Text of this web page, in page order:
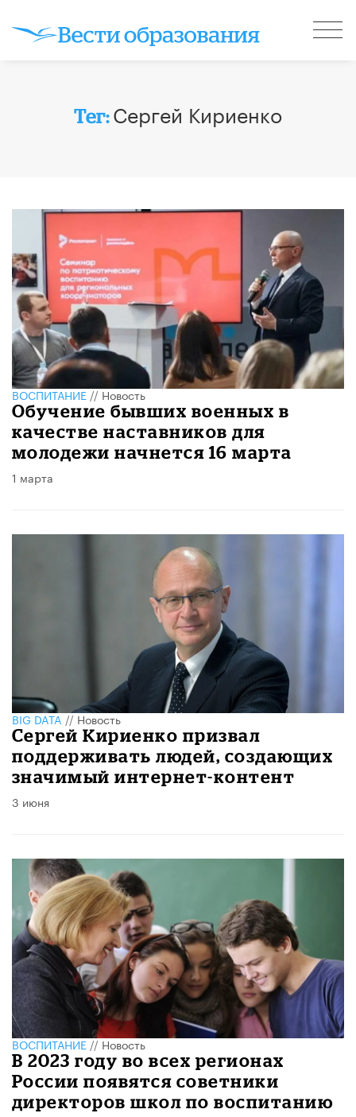
Тег:Сергей Кириенко
ВОСПИТАНИЕ//Новость
Обучение бывших военных в
качестве наставников для
молодежи начнется 16 марта
1 марта
BIG DATA//Новость
Сергей Кириенко призвал
поддерживать людей, создающих
значимый интернет-контент
3 июня
ВОСПИТАНИЕ//Новость
В 2023 году во всех регионах
России появятся советники
директоров школ по воспитанию